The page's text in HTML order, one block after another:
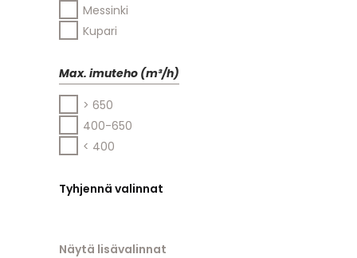
Messinki
Kupari
Max. imuteho (m³/h)
> 650
400-650
< 400
Tyhjennä valinnat
Näytä lisävalinnat